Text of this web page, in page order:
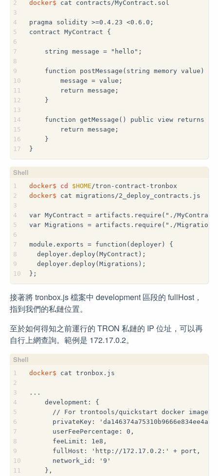
2
3
4
5
6
7
8
9
10
11
12
13
14
15
16
17
docker$ cat contracts/MyContract.sol
pragma solidity >=0.4.23 <0.6.0;
contract MyContract {
    string message = "hello";
function postMessage(string memory value)
        message = value;
        return message;
    }
function getMessage() public view returns
        return message;
    }
}
1
2
3
4
5
6
7
8
9
10
docker$ cd $HOME/tron-contract-tronbox
docker$ cat migrations/2_deploy_contracts.js
var MyContract = artifacts.require("./
var Migrations = artifacts.require("./
module.exports = function(deployer) {
  deployer.deploy(MyContract);
  deployer.deploy(Migrations);
};
接著將 tronbox.js 檔案中 development 區段的 fullHost，
指到我們的私鏈位置。
至於如何得知之前運行的 TRON 私鏈的 IP 位址，可以再
自行上網查詢。範例是 172.17.0.2。
1
2
3
4
5
6
7
8
9
10
11
docker$ cat tronbox.js
...
    development: {
      // For trontools/quickstart docker image
privateKey:
      userFeePercentage: 0,
      feeLimit: 1e8,
      fullHost: 'http://172.17.0.2:' + port,
      network_id: '9'
    },